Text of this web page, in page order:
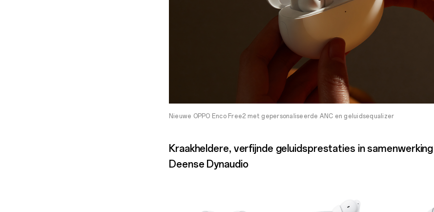
Nieuwe OPPO Enco Free2 met gepersonaliseerde ANC en geluidsequalizer
Kraakheldere, verfijnde geluidsprestaties in
Deense Dynaudio